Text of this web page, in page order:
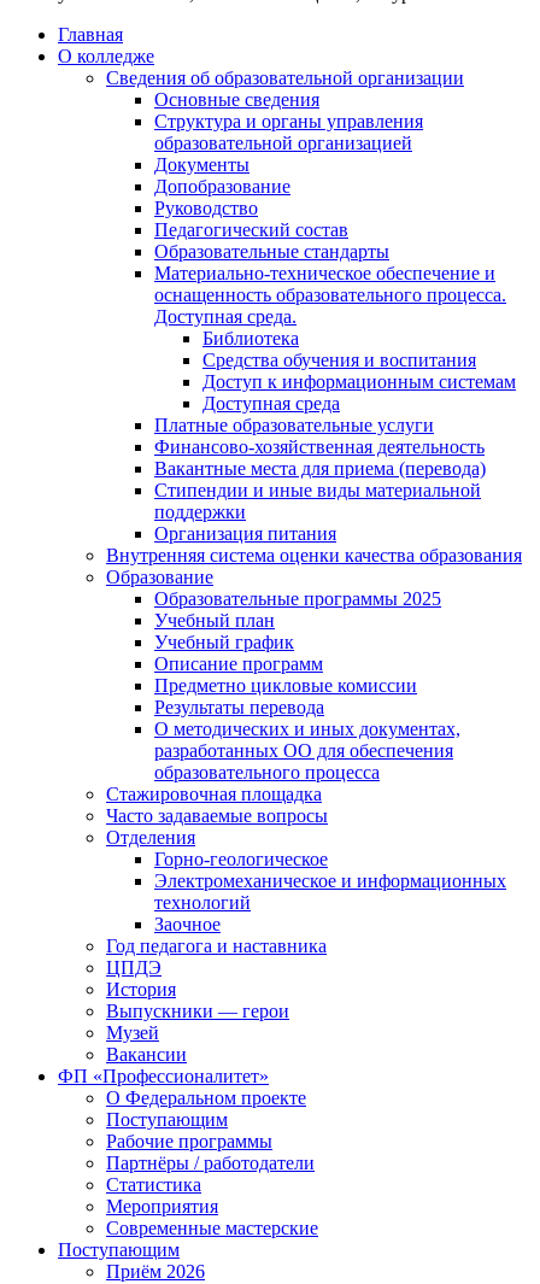
Главная
О колледже
Сведения об образовательной организации
Основные сведения
Структура и органы управления
образовательной организацией
Документы
Допобразование
Руководство
Педагогический состав
Образовательные стандарты
Материально-техническое обеспечение и
оснащенность образовательного процесса.
Доступная среда.
Библиотека
Средства обучения и воспитания
Доступ к информационным системам
Доступная среда
Платные образовательные услуги
Финансово-хозяйственная деятельность
Вакантные места для приема (перевода)
Стипендии и иные виды материальной
поддержки
Организация питания
Внутренняя система оценки качества образования
Образование
Образовательные программы 2025
Учебный план
Учебный график
Описание программ
Предметно цикловые комиссии
Результаты перевода
О методических и иных документах,
разработанных ОО для обеспечения
образовательного процесса
Стажировочная площадка
Часто задаваемые вопросы
Отделения
Горно-геологическое
Электромеханическое и информационных
технологий
Заочное
Год педагога и наставника
ЦПДЭ
История
Выпускники — герои
Музей
Вакансии
ФП «Профессионалитет»
О Федеральном проекте
Поступающим
Рабочие программы
Партнёры / работодатели
Статистика
Мероприятия
Современные мастерские
Поступающим
Приём 2026